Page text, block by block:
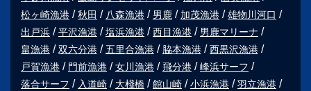
松ヶ崎漁港
秋田 八森漁港 男鹿 加茂漁港
雄物川河口
出戸浜
平沢漁港 塩浜漁港 西目漁港
男鹿マリーナ
畠漁港
双六分港 五里合漁港 脇本漁港
西黒沢漁港
戸賀漁港
門前漁港 女川漁港 飛分港
峰浜サーフ
落合サーフ
入道崎 大棧橋 館山崎 小浜漁港
羽立漁港